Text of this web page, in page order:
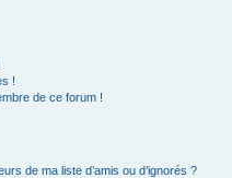
!
de ce forum !
de ma liste d’amis ou d’ignorés ?